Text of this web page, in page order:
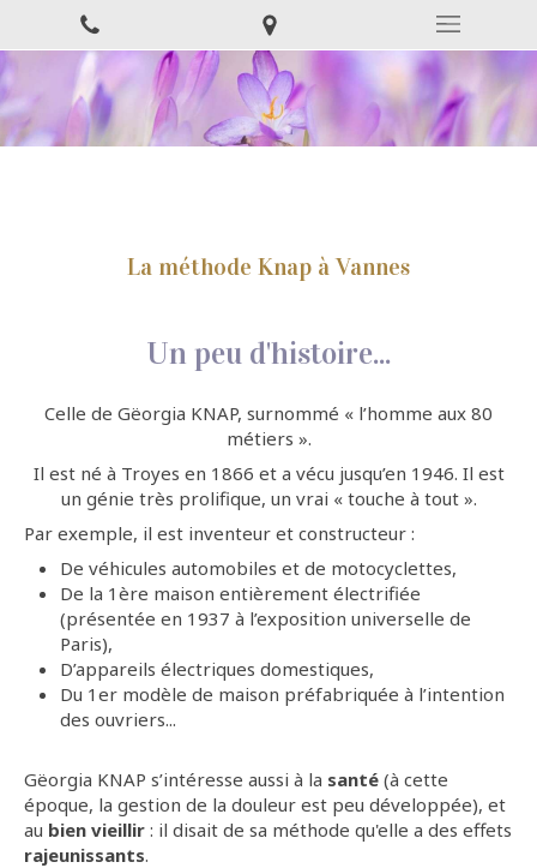
La méthode Knap à Vannes
Un peu d'histoire...
Celle de Gëorgia KNAP, surnommé « l’homme aux 80
métiers ».
Il est né à Troyes en 1866 et a vécu jusqu’en 1946. Il est
un génie très prolifique, un vrai « touche à tout ».
Par exemple, il est inventeur et constructeur :
De véhicules automobiles et de motocyclettes,
De la 1ère maison entièrement électrifiée
(présentée en 1937 à l’exposition universelle de
Paris),
D’appareils électriques domestiques,
Du 1er modèle de maison préfabriquée à l’intention
des ouvriers...
Gëorgia KNAP s’intéresse aussi à la santé (à cette
époque, la gestion de la douleur est peu développée), et
au bien vieillir : il disait de sa méthode qu'elle a des effets
rajeunissants.